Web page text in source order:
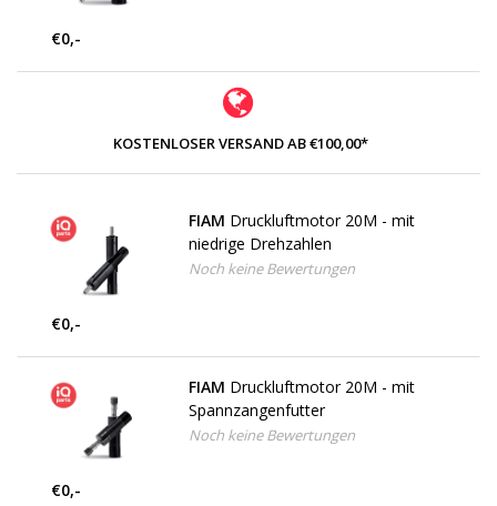
€0,-
KOSTENLOSER VERSAND AB €100,00*
FIAM Druckluftmotor 20M - mit
niedrige Drehzahlen
Noch keine Bewertungen
€0,-
FIAM Druckluftmotor 20M - mit
Spannzangenfutter
Noch keine Bewertungen
€0,-